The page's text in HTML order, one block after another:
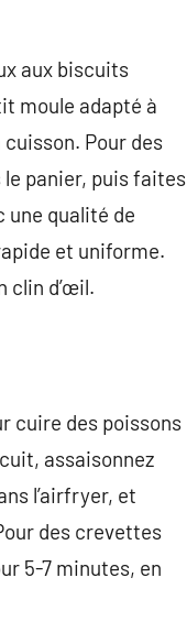
aux biscuits
moule adapté à
Pour des
panier, puis faites
une qualité de
et uniforme.
clin d’œil.
cuire des poissons
assaisonnez
l’airfryer, et
des crevettes
5-7 minutes, en